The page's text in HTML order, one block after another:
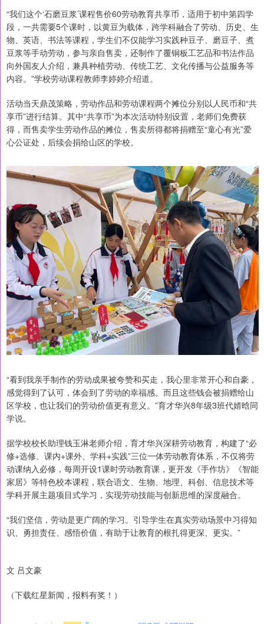
“我们这个‘石磨豆浆’课程售价60劳动教育共享币，适用于初中第四学
段，一共需要5个课时，以黄豆为载体，跨学科融合了劳动、历史、生
物、英语、书法等课程，学生们不仅能学习实践种豆子、磨豆子、煮
豆浆等手动劳动，参与亲自售卖，还制作了覆铜板工艺品和书法作品
向外国友人介绍，兼具种植劳动、传统工艺、文化传播与公益服务等
内容。”学校劳动课程教师李婷婷介绍道。
活动当天鼎茂策略，劳动作品和劳动课程两个摊位分别以人民币和“共
享币”进行结算。其中“共享币”为本次活动特别设置，老师们免费获
得，而售卖学生劳动作品的摊位，售卖所得都将捐赠至“童心有光”爱
心公证处，后续会捐给山区的学校。
“看到我亲手制作的劳动成果被夸赞和买走，我心里非常开心和自豪，
感觉得到了认可，体会到了劳动的幸福感。而且这些钱会被捐赠给山
区学校，也让我们的劳动价值更有意义。”育才华兴8年级3班代婧晗同
学说。
据学校校长助理钱玉淋老师介绍，育才华兴深耕劳动教育，构建了“必
修+选修、课内+课外、学科+实践”三位一体劳动教育体系，不仅将劳
动课纳入必修，每周开设1课时劳动教育课，更开发《手作坊》《智能
家居》等特色校本课程，联合语文、生物、地理、科创、信息技术等
学科开展主题项目式学习，实现劳动技能与创新思维的深度融合。
“我们坚信，劳动是更广阔的学习。引导学生在真实劳动场景中习得知
识、勇担责任、感悟价值，有助于让教育的根扎得更深、更实。”
文 吕文豪
（下载红星新闻，报料有奖！）